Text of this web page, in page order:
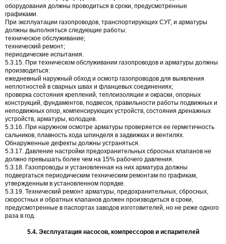
оборудования должны проводиться в сроки, предусмотренные
графиками.
При эксплуатации газопроводов, транспортирующих СУГ, и арматуры
должны выполняться следующие работы:
техническое обслуживание;
технический ремонт;
периодические испытания.
5.3.15. При техническом обслуживании газопроводов и арматуры должны
производиться:
ежедневный наружный обход и осмотр газопроводов для выявления
неплотностей в сварных швах и фланцевых соединениях;
проверка состояния креплений, теплоизоляции и окраски, опорных
конструкций, фундаментов, подвесок, правильности работы подвижных и
неподвижных опор, компенсирующих устройств, состояния дренажных
устройств, арматуры, колодцев.
5.3.16. При наружном осмотре арматуры проверяется ее герметичность
сальников, плавность хода шпинделя в задвижках и вентилях.
Обнаруженные дефекты должны устраняться.
5.3.17. Давление настройки предохранительных сбросных клапанов не
должно превышать более чем на 15% рабочего давления.
5.3.18. Газопроводы и установленная на них арматура должны
подвергаться периодическим техническим ремонтам по графикам,
утвержденным в установленном порядке.
5.3.19. Технический ремонт арматуры, предохранительных, сбросных,
скоростных и обратных клапанов должен производиться в сроки,
предусмотренные в паспортах заводов изготовителей, но не реже одного
раза в год.
5.4. Эксплуатация насосов, компрессоров и испарителей